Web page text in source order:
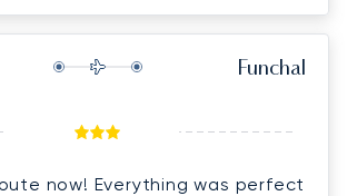
Funchal
now! Everything was perfect